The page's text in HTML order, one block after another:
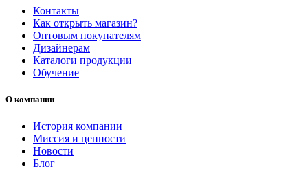
Контакты
Как открыть магазин?
Оптовым покупателям
Дизайнерам
Каталоги продукции
Обучение
О компании
История компании
Миссия и ценности
Новости
Блог